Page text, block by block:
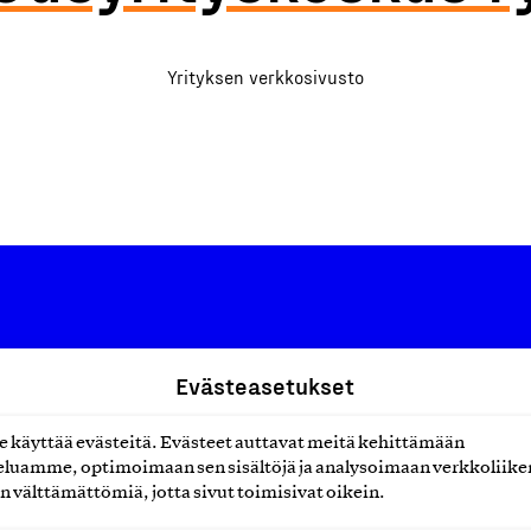
Evästeasetukset
käyttää evästeitä. Evästeet auttavat meitä kehittämään
optimoimaan sen sisältöjä ja analysoimaan
välttämättömiä, jotta sivut toimisivat oikein.
Yrityksen verkkosivusto
työmarkkinajärjestöistä
suomalaisen
00130 Helsinki
Finland